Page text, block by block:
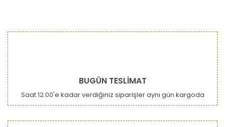
BUGÜN TESLİMAT
Saat 12:00'e kadar verdiğiniz siparişler aynı gün kargoda